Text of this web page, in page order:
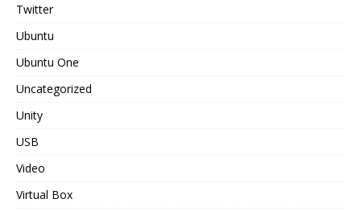
Twitter
Ubuntu
Ubuntu One
Uncategorized
Unity
USB
Video
Virtual Box